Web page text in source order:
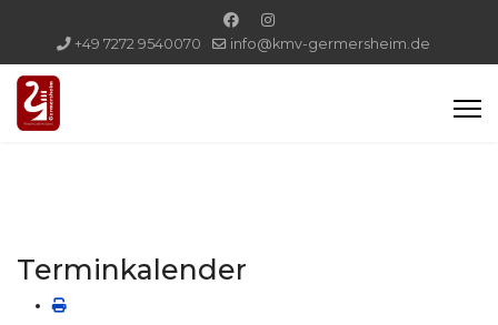
+49 7272 9540070 info@kmv-germersheim.de
Terminkalender